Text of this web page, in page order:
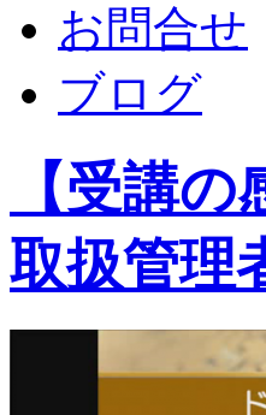
お問合せ
ブログ
【受講
取扱管理